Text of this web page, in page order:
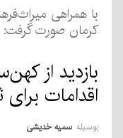
با همراهی
کرمان صورت گرفت:
بازدید از
اقدامات
بوسیله سمیه خدیشی